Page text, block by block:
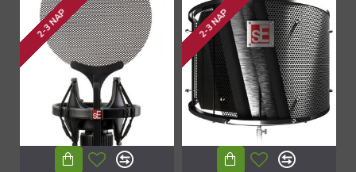
2-3 NAP 2-3 NAP